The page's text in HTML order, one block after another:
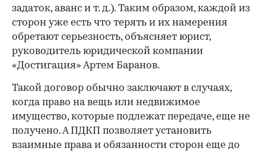
00:00 / 00:00
задаток, аванс и т. д.). Таким образом, каждой из
сторон уже есть что терять и их намерения
обретают серьезность, объясняет юрист,
руководитель юридической компании
«Достигация» Артем Баранов.
Такой договор обычно заключают в случаях,
когда право на вещь или недвижимое
имущество, которые подлежат передаче, еще не
получено. А ПДКП позволяет установить
взаимные права и обязанности сторон еще до